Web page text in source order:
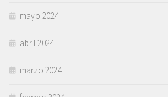
mayo 2024
abril 2024
marzo 2024